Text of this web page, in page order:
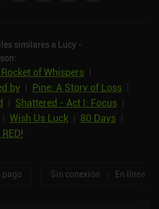
similares a Lucy -
Rocket of Whispers
by
Pine: A Story of Loss
Shattered - Act I: Focus
Wish Us Luck 80 Days
pago Sin conexión En línea